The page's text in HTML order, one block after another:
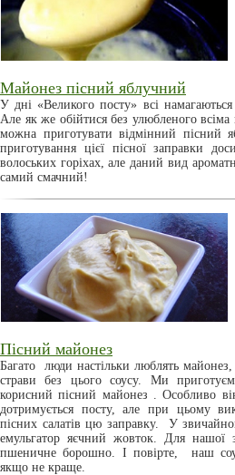
Майонез пісний яблучний
У дні «Великого посту» всі
Але як же обійтися без улюбленого
можна приготувати відмінний пісний
приготування цієї пісної заправки
волоських горіхах, але даний вид
самий смачний!
Пісний майонез
Багато люди настільки люблять
страви без цього соусу. Ми
корисний пісний майонез . Особливо
дотримується посту, але при цьому
пісних салатів цю заправку. У
емульгатор яєчний жовток. Для нашої
пшеничне борошно. І повірте, наш
якщо не краще.